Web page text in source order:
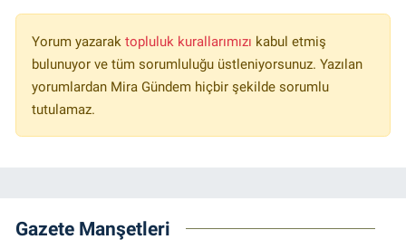
Yorum yazarak topluluk kurallarımızı kabul etmiş
bulunuyor ve tüm sorumluluğu üstleniyorsunuz. Yazılan
yorumlardan Mira Gündem hiçbir şekilde sorumlu
tutulamaz.
Gazete Manşetleri